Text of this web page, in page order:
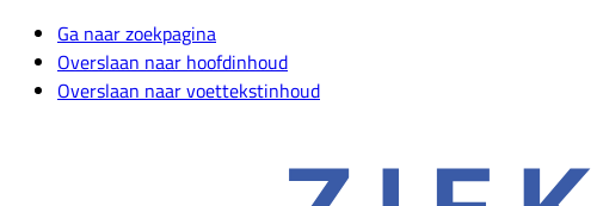
Ga naar zoekpagina
Overslaan naar hoofdinhoud
Overslaan naar voettekstinhoud